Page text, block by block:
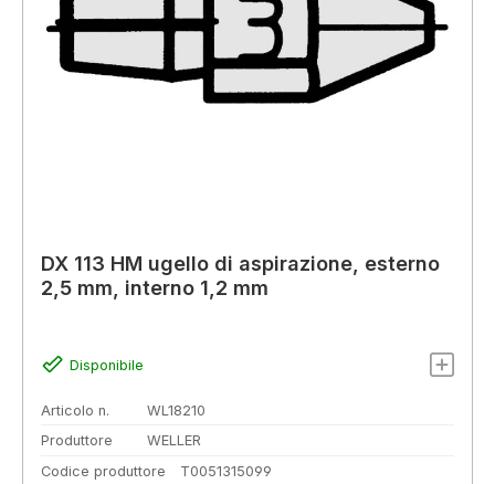
DX 113 HM ugello di aspirazione, esterno
2,5 mm, interno 1,2 mm
Disponibile
Articolo n.
WL18210
Produttore
WELLER
Codice produttore
T0051315099